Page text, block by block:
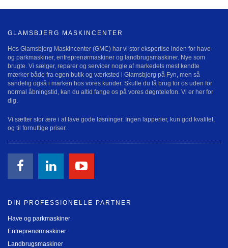
GLAMSBJERG MASKINCENTER
Hos Glamsbjerg Maskincenter (GMC) har vi stor ekspertise inden for have-
og parkmaskiner, entreprenørmaskiner og landbrugsmaskiner. Nye som
brugte. Vi sælger, reparer og servicer nogle af markedets mest kendte
mærker både fra egen butik og værksted i Glamsbjerg på Fyn, men så
sandelig også i marken hos vores kunder. Skulle du få brug for os uden for
normal åbningstid, kan du altid fange os på vores døgntelefon. Vi er her for
dig.
Vi sætter stor ære i at lave gode løsninger. Ingen lapperier, kun god kvalitet,
og til fornuftige priser.
DIN PROFESSIONELLE PARTNER
Have og parkmaskiner
Entreprenørmaskiner
Landbrugsmaskiner